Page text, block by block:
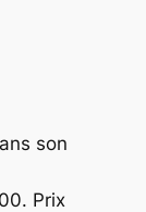
son
Prix